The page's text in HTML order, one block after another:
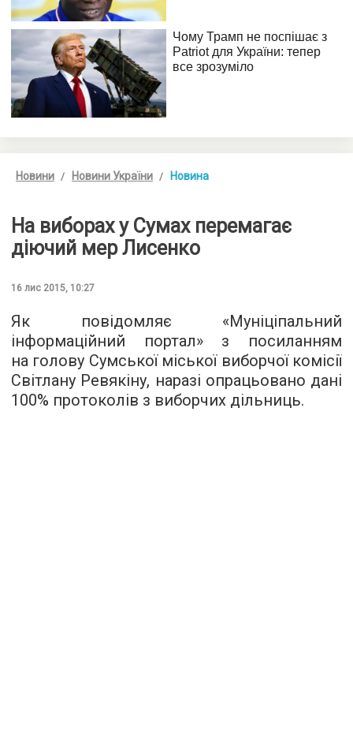
Новини Новини України Новина
На виборах у Сумах перемагає
діючий мер Лисенко
16 лис 2015, 10:27
Як повідомляє «Муніціпальний
інформаційний портал» з посиланням
на голову Сумської міської виборчої комісії
Світлану Ревякіну, наразі опрацьовано дані
100% протоколів з виборчих дільниць.